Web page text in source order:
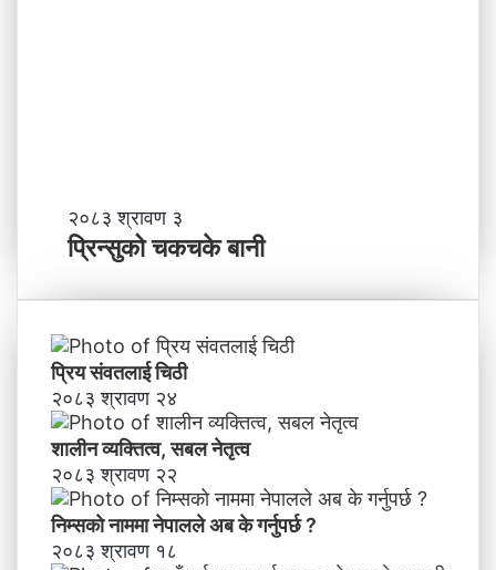
ने
पा
काे
ण्ड
की
प्र
दे
श
मा
न
याँ
ने
प्रि
न्सु
को
च
के
बा
नी
२०८३ श्रावण ३
प्रिन्सुको चकचके बानी
प्रिय संवतलाई चिठी
२०८३ श्रावण २४
शालीन व्यक्तित्व, सबल नेतृत्व
२०८३ श्रावण २२
निम्सकाे नाममा नेपालले अब के गर्नुपर्छ ?
२०८३ श्रावण १८